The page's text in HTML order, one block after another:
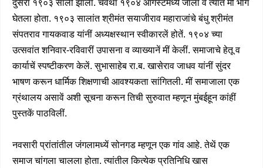
दुसरा १९०३ सालीं झाला. चवथा १९०४ ऑगस्टमध्यें जाला व त्यांत मीं भाग
घेतला होता. १९०३ सालांत श्रीमंत सयाजीराव महाराजांचे बंधु श्रीमंत
संपतराव गायकवाड यांनीं अध्यक्षस्थान स्वीकारलें होतें. १९०४ च्या
उत्सवांत शनिवार-रविवारीं उपासना व व्याख्यानें मीं केलीं. समाजाचे हेतू व
कार्याचें स्पष्टीकरण केलें. सुभासाहेब रा.ब. खासेराव जाधव यांनीं सुंदर
भाषण करून धार्मिक शिक्षणाची आवश्यकता सांगितली. मीं समाजाला एक
ग्रंथालय असावें अशी सूचना करून तिची सुरुवात म्हणून मुंबईहून कांहीं
पुस्तकें पाठविलीं.
नवसारी प्रांतांतील जंगलामध्यें सोनगड म्हणून एक गांव आहे. तेथें एक
समाज चांगला चालला होता. त्यांतील कित्येक प्रतिनिधि खास